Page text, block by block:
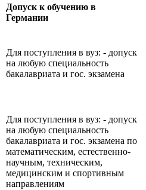
Допуск к обучению в
Германии
Для поступления в вуз: - допуск
на любую специальность
бакалавриата и гос. экзамена
Для поступления в вуз: - допуск
на любую специальность
бакалавриата и гос. экзамена по
математическим, естественно-
научным, техническим,
медицинским и спортивным
направлениям